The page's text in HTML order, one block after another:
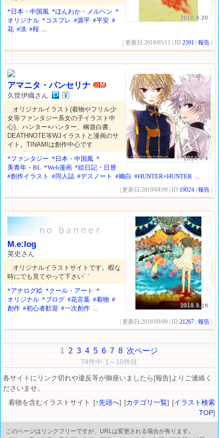
2010.9.20
*日本・中国風 *ほんわか・メルヘン *
オリジナル *コスプレ #源平 #平安 #
花 #淡 #桜 ...
| 更新日:2019/05/11 | ID:2591 |報告
2014.4.4
アマニタ・パンセリナ
久世伊織さん
オリジナルイラスト(着物やフリル少
女等ファンタジー系女の子イラスト中
心)、ハンター×ハンター、幽遊白書、
DEATHNOTE等WJイラストと漫画のサ
イト。TINAMIは創作中心です
*ファンタジー *日本・中国風 *
美青年・BL *Web漫画 *絵日記・日替
#創作イラスト
#同人誌 #デスノート #幽白 #HUNTER×HUNTER ...
| 更新日:2019/04/09 | ID:19024 |報告
2018.9.18
M.e:log
英史さん
オリジナルイラストサイトです。暇な
時にでも見てやって下さい´｀
*アナログ絵 *クール・アート
*
オリジナル *ブログ #花言葉 #着物 #
創作 #初心者歓迎 #一次創作 ...
| 更新日:2018/09/09 | ID:21267 |報告
1 2 3 4 5 6 7 8 次ページ
74件中 1～10件目
各サイトにリンク切れや違反等が御座いましたら[報告]よりご連絡く
ださいませ。
着物を含むイラストサイト [↑先頭へ] [カテゴリ一覧] [イラスト検索
TOP]
このページはリンクフリーですが、URLは変更される場合が有ります。